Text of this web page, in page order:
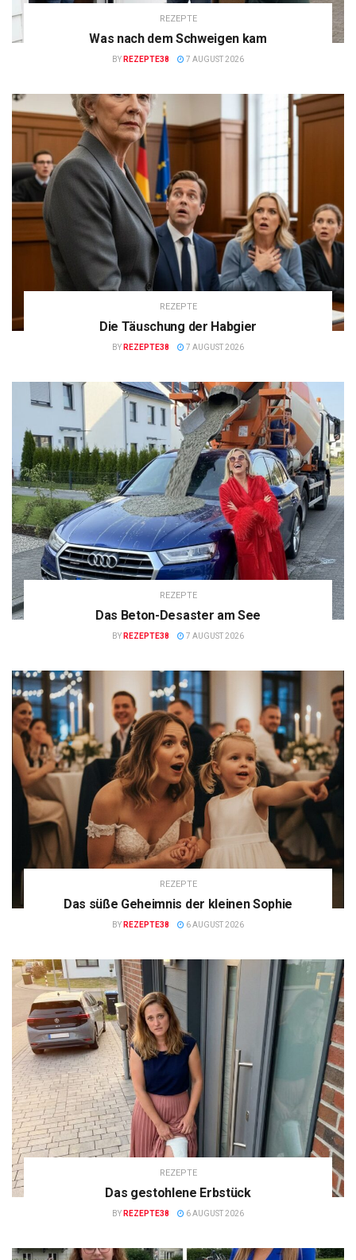
REZEPTE
Was nach dem Schweigen kam
BY REZEPTE38 7 AUGUST 2026
REZEPTE
Die Täuschung der Habgier
BY REZEPTE38 7 AUGUST 2026
REZEPTE
Das Beton-Desaster am See
BY REZEPTE38 7 AUGUST 2026
REZEPTE
Das süße Geheimnis der kleinen Sophie
BY REZEPTE38 6 AUGUST 2026
REZEPTE
Das gestohlene Erbstück
BY REZEPTE38 6 AUGUST 2026